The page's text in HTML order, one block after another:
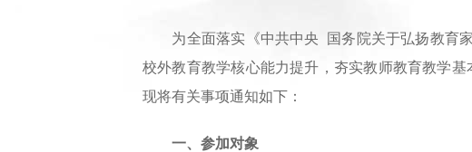
为全面落实《中共中央 国务院关于弘扬教育家
校外教育教学核心能力提升，夯实教师教育教学
现将有关事项通知如下：
一、参加对象